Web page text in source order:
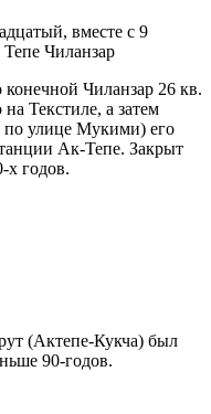
вместе с 9
Чиланзар
конечной Чиланзар 26 кв.
Текстиле, а затем
по улице Мукими) его
Ак-Тепе. Закрыт
х годов.
(Актепе-Кукча) был
90-годов.